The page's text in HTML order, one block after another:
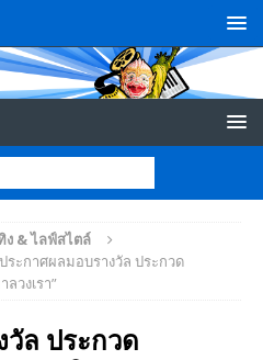
ง & ไลฟ์สไตล์
ประกาศผลมอบรางวัล ประกวด
วงเรา”
ล ประกวด